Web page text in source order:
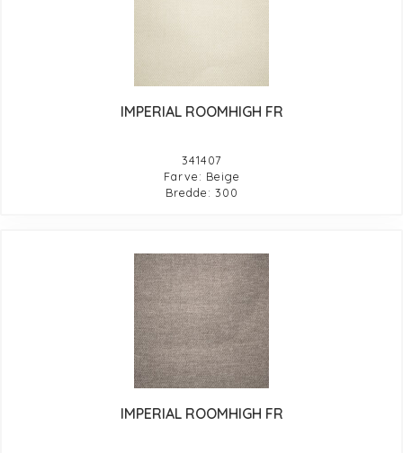
IMPERIAL ROOMHIGH FR
341407
Farve: Beige
Bredde: 300
IMPERIAL ROOMHIGH FR